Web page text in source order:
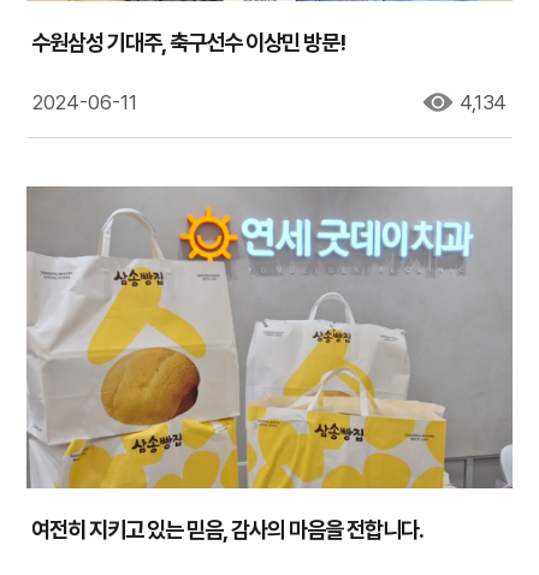
수원삼성 기대주, 축구선수 이상민 방문!
2024-06-11 4,134
여전히 지키고 있는 믿음, 감사의 마음을 전합니다.